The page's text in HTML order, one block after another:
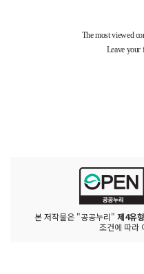
본 저작물은 "공공누리" 제4유
조건에 따라